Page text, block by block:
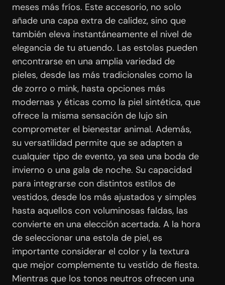
meses más fríos. Este accesorio, no solo
añade una capa extra de calidez, sino que
también eleva instantáneamente el nivel de
elegancia de tu atuendo. Las estolas pueden
encontrarse en una amplia variedad de
pieles, desde las más tradicionales como la
de zorro o mink, hasta opciones más
modernas y éticas como la piel sintética, que
ofrece la misma sensación de lujo sin
comprometer el bienestar animal. Además,
su versatilidad permite que se adapten a
cualquier tipo de evento, ya sea una boda de
invierno o una gala de noche. Su capacidad
para integrarse con distintos estilos de
vestidos, desde los más ajustados y simples
hasta aquellos con voluminosas faldas, las
convierte en una elección acertada. A la hora
de seleccionar una estola de piel, es
importante considerar el color y la textura
que mejor complemente tu vestido de fiesta.
Mientras que los tonos neutros ofrecen una